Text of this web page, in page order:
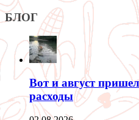
БЛОГ
Вот и август
расходы